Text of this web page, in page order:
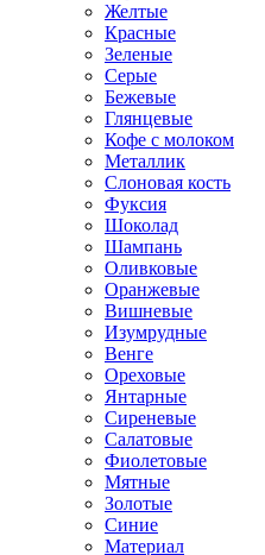
Желтые
Красные
Зеленые
Серые
Бежевые
Глянцевые
Кофе с молоком
Металлик
Слоновая кость
Фуксия
Шоколад
Шампань
Оливковые
Оранжевые
Вишневые
Изумрудные
Венге
Ореховые
Янтарные
Сиреневые
Салатовые
Фиолетовые
Мятные
Золотые
Синие
Материал